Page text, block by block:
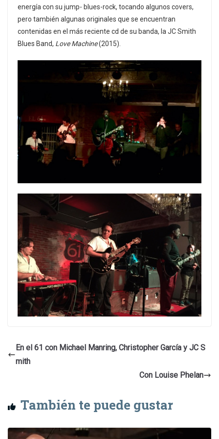
energía con su jump- blues-rock, tocando algunos covers,
pero también algunas originales que se encuentran
contenidas en el más reciente cd de su banda, la JC Smith
Blues Band, Love Machine(2015).
En el 61 con Michael Manring, Christopher García y JC S
mith
Con Louise Phelan
También te puede gustar